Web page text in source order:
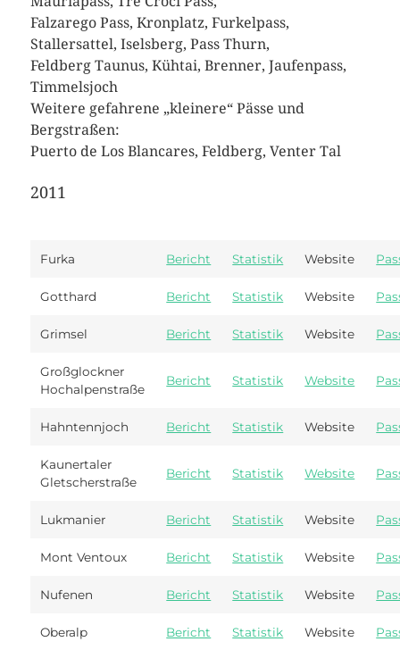
Falzarego Pass, Kronplatz, Furkelpass,
Stallersattel, Iselsberg, Pass Thurn,
Feldberg Taunus, Kühtai, Brenner, Jaufenpass,
Timmelsjoch
Weitere gefahrene „kleinere“ Pässe und
Bergstraßen:
Puerto de Los Blancares, Feldberg, Venter Tal
2011
Furka Bericht Statistik Website
Gotthard Bericht Statistik Website
Grimsel Bericht Statistik Website
Großglockner
Hochalpenstraße
Bericht Statistik Website
Hahntennjoch Bericht Statistik Website
Kaunertaler
Gletscherstraße
Bericht Statistik Website
Lukmanier Bericht Statistik Website
Mont Ventoux Bericht Statistik Website
Nufenen Bericht Statistik Website
Oberalp Bericht Statistik Website